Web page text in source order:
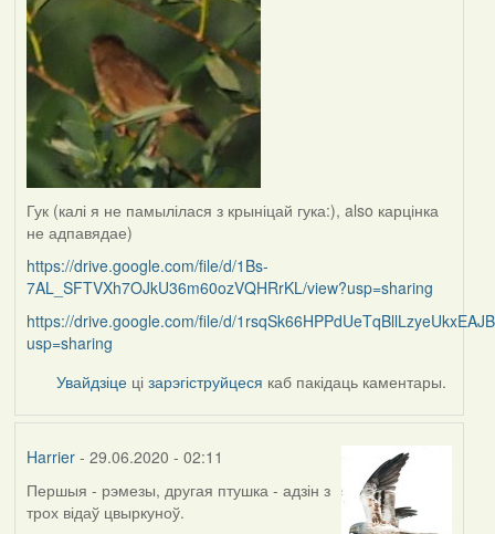
Гук (калі я не памылілася з крыніцай гука:), also карцінка
не адпавядае)
https://drive.google.com/file/d/1Bs-
7AL_SFTVXh7OJkU36m60ozVQHRrKL/view?usp=sharing
https://drive.google.com/file/d/
usp=sharing
Увайдзіце цізарэгіструйцеся каб пакідаць каментары.
Harrier- 29.06.2020 - 02:11
In
reply
Першыя - рэмезы, другая птушка - адзін з
трох відаў цвыркуноў.